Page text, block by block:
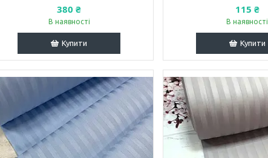
380 ₴
В наявності
Купити
115 ₴
В наявності
Купити